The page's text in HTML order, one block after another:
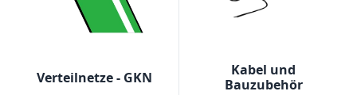
Verteilnetze - GKN
Kabel und
Bauzubehör